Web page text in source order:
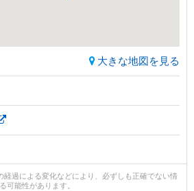
大きな地図を見る
経過による変化などにより、必ずしも正確でない情
可能性があります。